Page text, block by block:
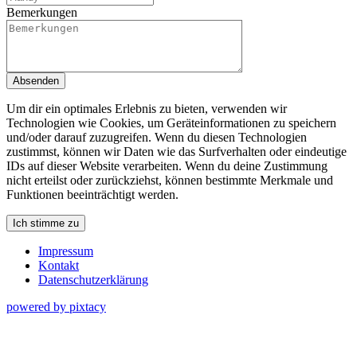
Bemerkungen
Absenden
Um dir ein optimales Erlebnis zu bieten, verwenden wir
Technologien wie Cookies, um Geräteinformationen zu speichern
und/oder darauf zuzugreifen. Wenn du diesen Technologien
zustimmst, können wir Daten wie das Surfverhalten oder eindeutige
IDs auf dieser Website verarbeiten. Wenn du deine Zustimmung
nicht erteilst oder zurückziehst, können bestimmte Merkmale und
Funktionen beeinträchtigt werden.
Ich stimme zu
Impressum
Kontakt
Datenschutzerklärung
powered by pixtacy